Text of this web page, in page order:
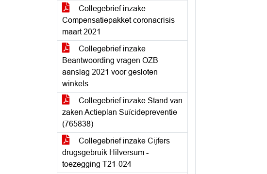
Collegebrief inzake
Compensatiepakket coronacrisis
maart 2021
Collegebrief inzake
Beantwoording vragen OZB
aanslag 2021 voor gesloten
winkels
Collegebrief inzake Stand van
zaken Actieplan Suïcidepreventie
(765838)
Collegebrief inzake Cijfers
drugsgebruik Hilversum -
toezegging T21-024